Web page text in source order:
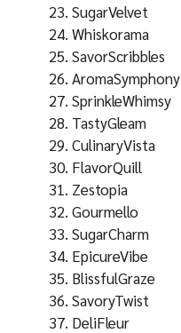
SugarVelvet
Whiskorama
SavorScribbles
AromaSymphony
SprinkleWhimsy
TastyGleam
CulinaryVista
FlavorQuill
Zestopia
Gourmello
SugarCharm
EpicureVibe
BlissfulGraze
SavoryTwist
DeliFleur